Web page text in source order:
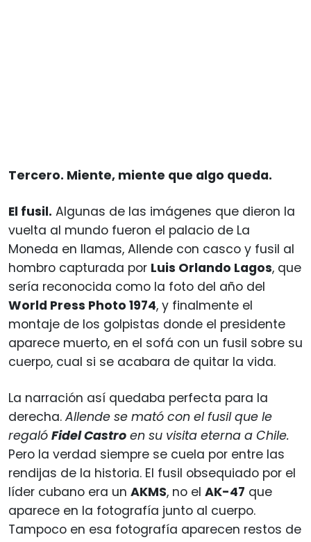
Tercero. Miente, miente que algo queda.
El fusil. Algunas de las imágenes que dieron la
vuelta al mundo fueron el palacio de La
Moneda en llamas, Allende con casco y fusil al
hombro capturada por Luis Orlando Lagos, que
sería reconocida como la foto del año del
World Press Photo 1974, y finalmente el
montaje de los golpistas donde el presidente
aparece muerto, en el sofá con un fusil sobre su
cuerpo, cual si se acabara de quitar la vida.
La narración así quedaba perfecta para la
derecha. Allende se mató con el fusil que le
regaló Fidel Castro en su visita eterna a Chile.
Pero la verdad siempre se cuela por entre las
rendijas de la historia. El fusil obsequiado por el
líder cubano era un AKMS, no el AK-47 que
aparece en la fotografía junto al cuerpo.
Tampoco en esa fotografía aparecen restos de